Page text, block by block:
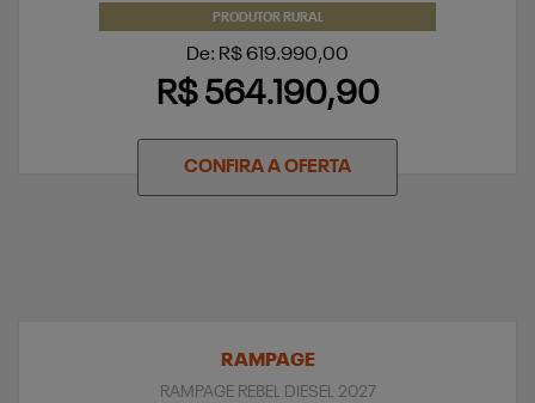
PRODUTOR RURAL
De: R$ 619.990,00
R$ 564.190,90
CONFIRA A OFERTA
RAMPAGE
RAMPAGE REBEL DIESEL 2027